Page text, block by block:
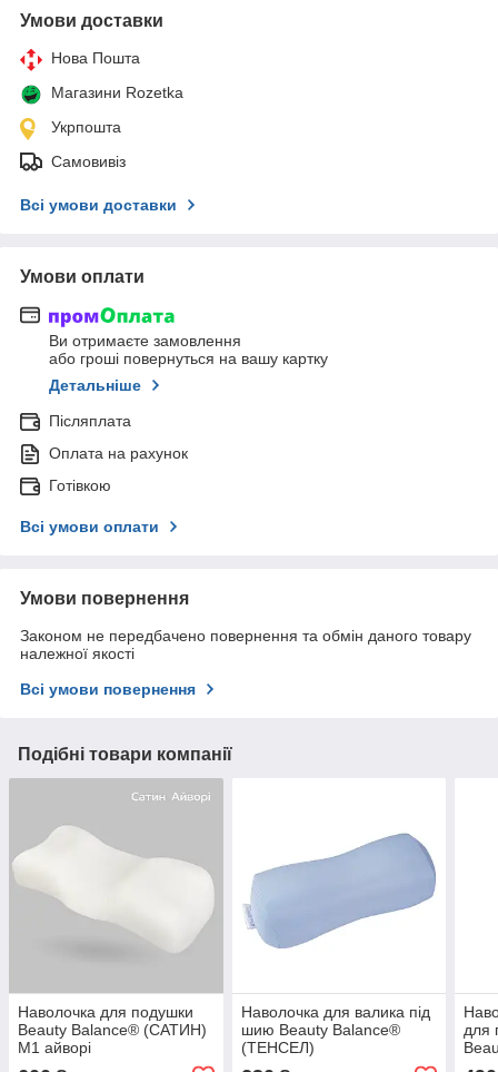
Умови доставки
Нова Пошта
Магазини Rozetka
Укрпошта
Самовивіз
Всі умови доставки
Умови оплати
Ви отримаєте замовлення
або гроші повернуться на вашу картку
Детальніше
Післяплата
Оплата на рахунок
Готівкою
Всі умови оплати
Умови повернення
Законом не передбачено повернення та обмін даного товару
належної якості
Всі умови повернення
Подібні товари компанії
Наволочка для подушки
Beauty Balance® (САТИН)
М1 айворі
Наволочка для валика під
шию Beauty Balance®
(ТЕНСЕЛ)
для